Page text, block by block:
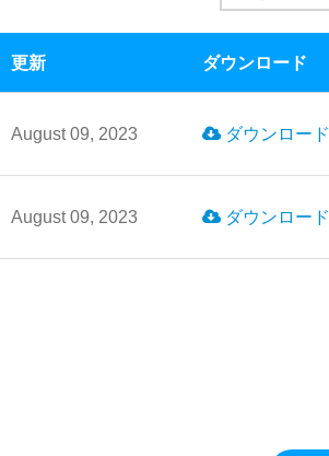
更新 ダウンロード
August 09, 2023 ダウンロード
August 09, 2023 ダウンロード